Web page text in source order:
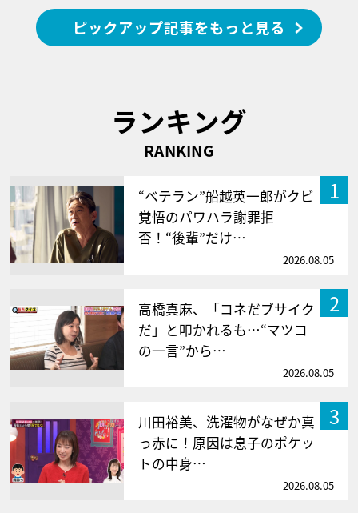
ピックアップ記事をもっと見る
ランキング
RANKING
1
“ベテラン”船越英一郎がクビ
覚悟のパワハラ謝罪拒
否！“後輩”だけ…
2026.08.05
2
高橋真麻、「コネだブサイク
だ」と叩かれるも…“マツコ
の一言”から…
2026.08.05
3
川田裕美、洗濯物がなぜか真
っ赤に！原因は息子のポケッ
トの中身…
2026.08.05